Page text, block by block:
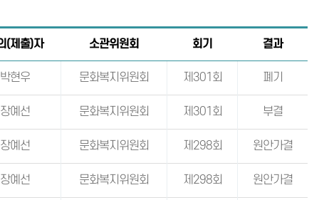
(제출)자 소관위원회 회기 결과
박현우 문화복지위원회 제301회 폐기
장예선 문화복지위원회 제301회 부결
장예선 문화복지위원회 제298회 원안가결
장예선 문화복지위원회 제298회 원안가결